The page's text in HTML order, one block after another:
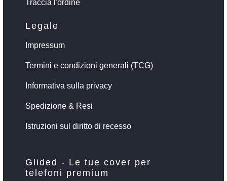
Traccia l'ordine
Legale
Impressum
Termini e condizioni generali (TCG)
Informativa sulla privacy
Spedizione & Resi
Istruzioni sul diritto di recesso
Glided - Le tue cover per
telefoni premium